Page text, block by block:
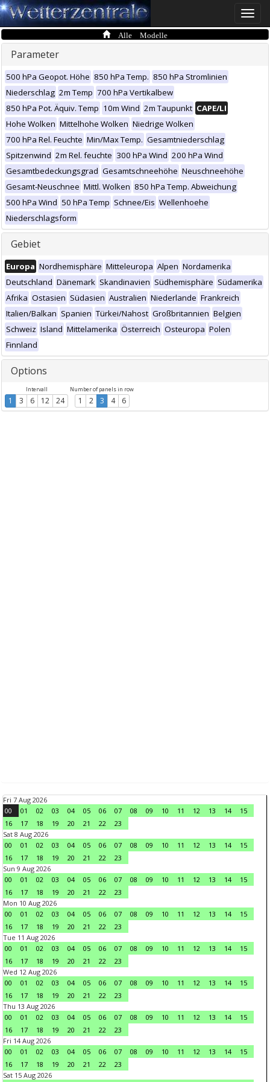
Toggle
Alle Modelle
Parameter
500 hPa Geopot. Höhe 850 hPa Temp. 850 hPa Stromlinien
Niederschlag 2m Temp 700 hPa Vertikalbew
850 hPa Pot. Äquiv. Temp 10m Wind 2m Taupunkt CAPE/LI
Hohe Wolken Mittelhohe Wolken Niedrige Wolken
700 hPa Rel. Feuchte Min/Max Temp. Gesamtniederschlag
Spitzenwind 2m Rel. feuchte 300 hPa Wind 200 hPa Wind
Gesamtbedeckungsgrad Gesamtschneehöhe Neuschneehöhe
Gesamt-Neuschnee Mittl. Wolken 850 hPa Temp. Abweichung
500 hPa Wind 50 hPa Temp Schnee/Eis Wellenhoehe
Niederschlagsform
Gebiet
Europa Nordhemisphäre Mitteleuropa Alpen Nordamerika
Deutschland Dänemark Skandinavien Südhemisphäre Südamerika
Afrika Ostasien Südasien Australien Niederlande Frankreich
Italien/Balkan Spanien Türkei/Nahost Großbritannien Belgien
Schweiz Island Mittelamerika Österreich Osteuropa Polen
Finnland
Options
Intervall
1 3 6 12 24
Number of panels in row
1 2 3 4 6
Fri 7 Aug 2026
00
01 02 03 04 05 06 07 08 09 10 11 12 13 14
15
16
17 18 19 20 21 22
23
Sat 8 Aug 2026
00
01 02 03 04 05 06 07 08 09 10 11 12 13 14
15
16
17 18 19 20 21 22
23
Sun 9 Aug 2026
00
01 02 03 04 05 06 07 08 09 10 11 12 13 14
15
16
17 18 19 20 21 22
23
Mon 10 Aug 2026
00
01 02 03 04 05 06 07 08 09 10 11 12 13 14
15
16
17 18 19 20 21 22
23
Tue 11 Aug 2026
00
01 02 03 04 05 06 07 08 09 10 11 12 13 14
15
16
17 18 19 20 21 22
23
Wed 12 Aug 2026
00
01 02 03 04 05 06 07 08 09 10 11 12 13 14
15
16
17 18 19 20 21 22
23
Thu 13 Aug 2026
00
01 02 03 04 05 06 07 08 09 10 11 12 13 14
15
16
17 18 19 20 21 22
23
Fri 14 Aug 2026
00
01 02 03 04 05 06 07 08 09 10 11 12 13 14
15
16
17 18 19 20 21 22
23
Sat 15 Aug 2026